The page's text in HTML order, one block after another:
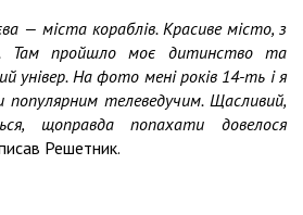
— міста кораблів. Красиве місто, з
Там пройшло моє дитинство та
універ. На фото мені років 14-ть і я
телеведучим. Щасливий,
щоправда попахати довелося
Решетник.